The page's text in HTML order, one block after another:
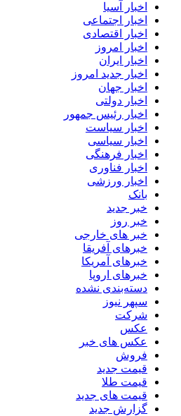
اخبار آسیا
اخبار اجتماعی
اخبار اقتصادی
اخبار امروز
اخبار ایران
اخبار جدید امروز
اخبار جهان
اخبار دولتی
اخبار رئیس جمهور
اخبار سیاست
اخبار سیاسی
اخبار فرهنگی
اخبار فناوری
اخبار ورزشی
بانک
خبر جدید
خبر روز
خبر های خارجی
خبرهای آفریقا
خبرهای آمریکا
خبرهای اروپا
دسته‌بندی نشده
سپهر نیوز
شرکت
عکس
عکس های خبر
فروش
قیمت جدید
قیمت طلا
قیمت های جدید
گزارش جدید